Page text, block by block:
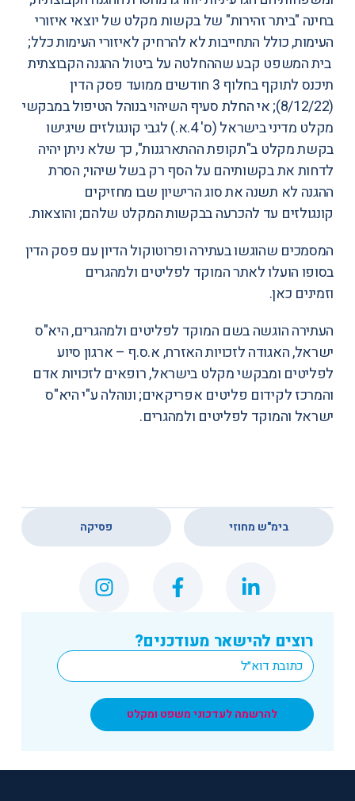
בחינה "ביתר זהירות" של בקשות מקלט של יוצאי איזורי
העימות, כולל התחייבות לא להרחיק לאיזורי העימות כלל;
בית המשפט קבע שההחלטה על ביטול ההגנה הקבוצתית
תיכנס לתוקף בחלוף 3 חודשים ממועד פסק הדין
(8/12/22); אי החלת סעיף השיהוי ב
נוהל הטיפול במבקשי
מקלט מדיני בישראל
(ס' 4.א.) לגבי קונגולזים שיגישו
בקשת מקלט ב"תקופת ההתארגנות", כך שלא ניתן יהיה
לדחות את בקשותיהם על הסף רק בשל שיהוי; הסרת
ההגנה לא תשנה את סוג הרישיון שבו מחזיקים
קונגולזים עד להכרעה בבקשות המקלט שלהם; והוצאות.
המסמכים שהוגשו בעתירה ופרוטוקול הדיון עם פסק הדין
בסופו הועלו לאתר המוקד לפליטים ולמהגרים
וזמינים כאן.
העתירה הוגשה בשם המוקד לפליטים ולמהגרים, היא"ס
ישראל, האגודה לזכויות האזרח, א.ס.ף – ארגון סיוע
לפליטים ומבקשי מקלט בישראל, רופאים לזכויות אדם
והמרכז לקידום פליטים אפריקאים; ונוהלה ע"י היא"ס
ישראל והמוקד לפליטים ולמהגרים.
רוצים להישאר מעודכנים?
Email
*
להרשמה לעדכוני משפט ומקלט
בימ"ש מחוזי פסיקה